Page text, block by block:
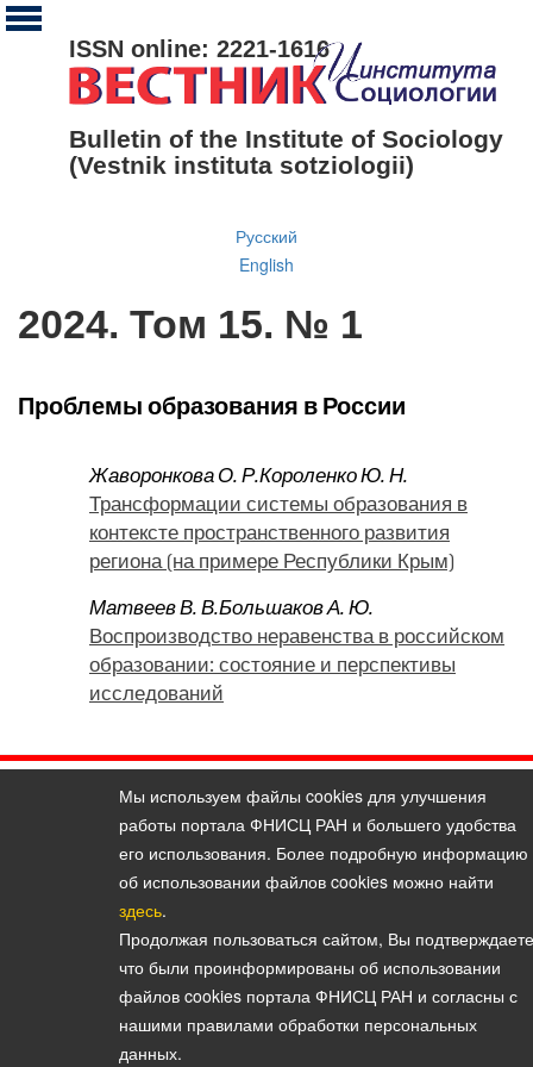
ISSN online: 2221-1616
Bulletin of the Institute of Sociology
(Vestnik instituta sotziologii)
Русский
English
2024. Том 15. № 1
Проблемы образования в России
Жаворонкова О. Р.Короленко Ю. Н.
Трансформации системы образования в
контексте пространственного развития
региона (на примере Республики Крым)
Матвеев В. В.Большаков А. Ю.
Воспроизводство неравенства в российском
образовании: состояние и перспективы
исследований
Политика конфиденциальности персональных данных
© 2026, Вестник Института социологии
vestnik@isras.ru
Мы используем файлы cookies для улучшения
работы портала ФНИСЦ РАН и большего удобства
его использования. Более подробную информацию
об использовании файлов cookies можно найти
здесь.
Продолжая пользоваться сайтом, Вы
что были проинформированы об использовании
файлов cookies портала ФНИСЦ РАН и согласны с
нашими правилами обработки персональных
данных.